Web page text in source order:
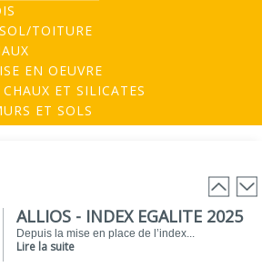
TOITURE
EN OEUVRE
ET SILICATES
ET SOLS
ALLIOS - INDEX EGALITE 2025
Depuis la mise en place de l’index...
Lire la suite